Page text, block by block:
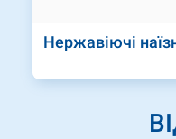
Нержавіючі